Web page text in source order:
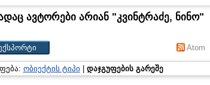
ავტორები არიან "კვინტრაძე, ნინო"
Atom
ობიექტის ტიპი დაჯგუფების გარეშე